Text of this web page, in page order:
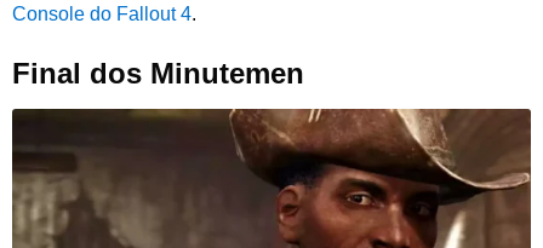
Console do Fallout 4.
Final dos Minutemen